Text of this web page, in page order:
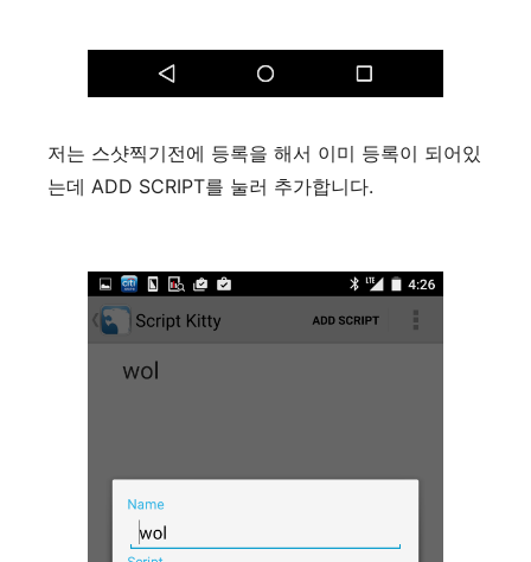
저는 스샷찍기전에 등록을 해서 이미 등록이 되어있
는데 ADD SCRIPT를 눌러 추가합니다.